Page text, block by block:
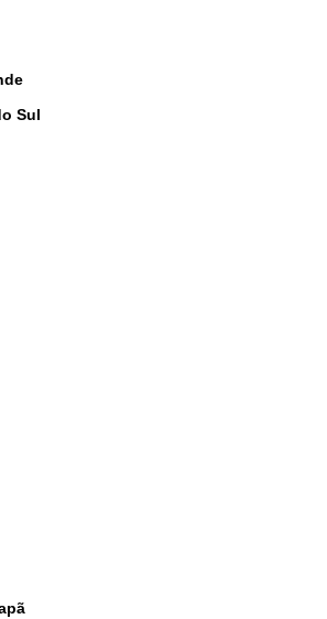
Sul